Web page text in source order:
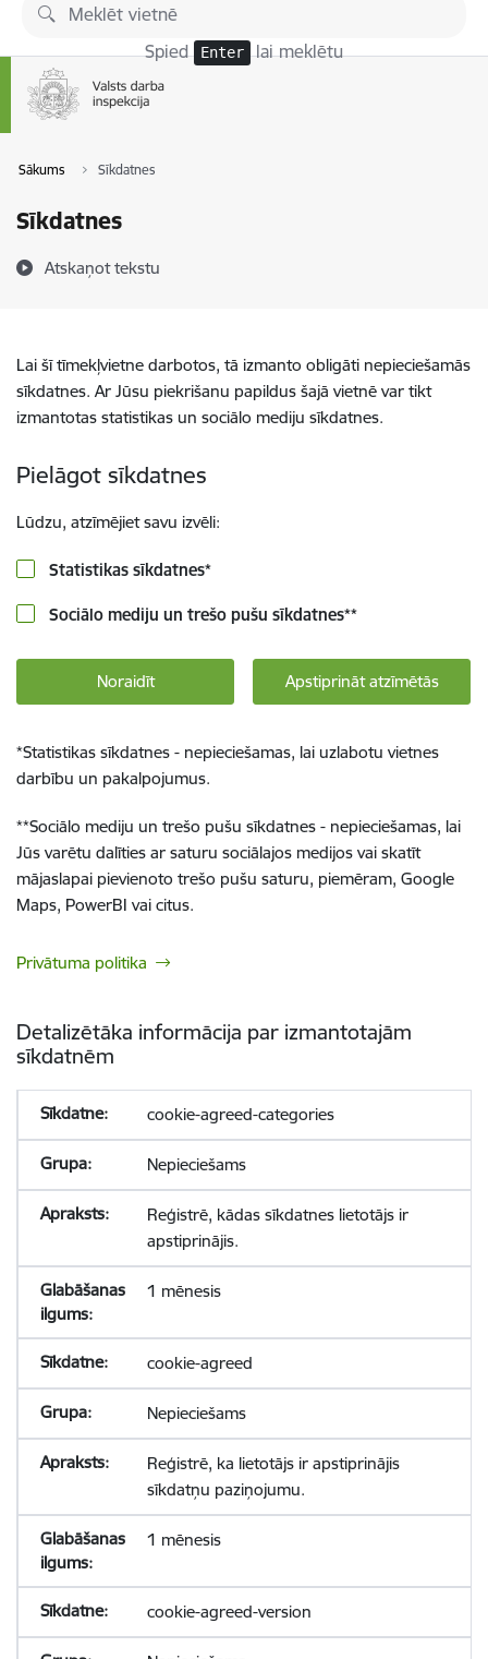
Pāriet uz lapas saturu
Spied Enter lai meklētu
Sākums Sīkdatnes
Sīkdatnes
Atskaņot tekstu
Lai šī tīmekļvietne darbotos, tā izmanto obligāti nepieciešamās
sīkdatnes. Ar Jūsu piekrišanu papildus šajā vietnē var tikt
izmantotas statistikas un sociālo mediju sīkdatnes.
Pielāgot sīkdatnes
Lūdzu, atzīmējiet savu izvēli:
Statistikas sīkdatnes*
Sociālo mediju un trešo pušu sīkdatnes**
Noraidīt Apstiprināt atzīmētās
*Statistikas sīkdatnes - nepieciešamas, lai uzlabotu vietnes
darbību un pakalpojumus.
**Sociālo mediju un trešo pušu sīkdatnes - nepieciešamas, lai
Jūs varētu dalīties ar saturu sociālajos medijos vai skatīt
mājaslapai pievienoto trešo pušu saturu, piemēram, Google
Maps, PowerBI vai citus.
Privātuma politika
Detalizētāka informācija par izmantotajām
sīkdatnēm
cookie-agreed-categories
Nepieciešams
Reģistrē, kādas sīkdatnes lietotājs ir
apstiprinājis.
1 mēnesis
cookie-agreed
Nepieciešams
Reģistrē, ka lietotājs ir apstiprinājis
sīkdatņu paziņojumu.
1 mēnesis
cookie-agreed-version